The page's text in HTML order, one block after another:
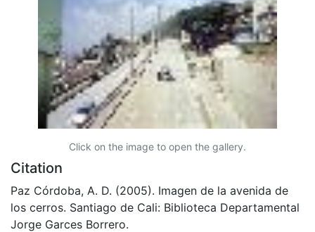
Click on the image to open the gallery.
Citation
Paz Córdoba, A. D. (2005). Imagen de la avenida de
los cerros. Santiago de Cali: Biblioteca Departamental
Jorge Garces Borrero.